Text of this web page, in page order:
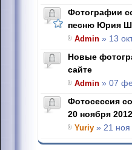
Фотографии
песню Юрия
Admin » 13
Новые
сайте
Admin » 07
Фотосессия
20 ноября
Yuriy » 21 ноя